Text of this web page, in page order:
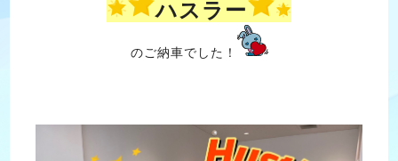
ハスラー
のご納車でした！